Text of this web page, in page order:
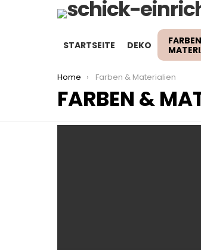
STARTSEITE DEKO
You are here:
Home Farben & Materialien
FARBEN &
LATEST